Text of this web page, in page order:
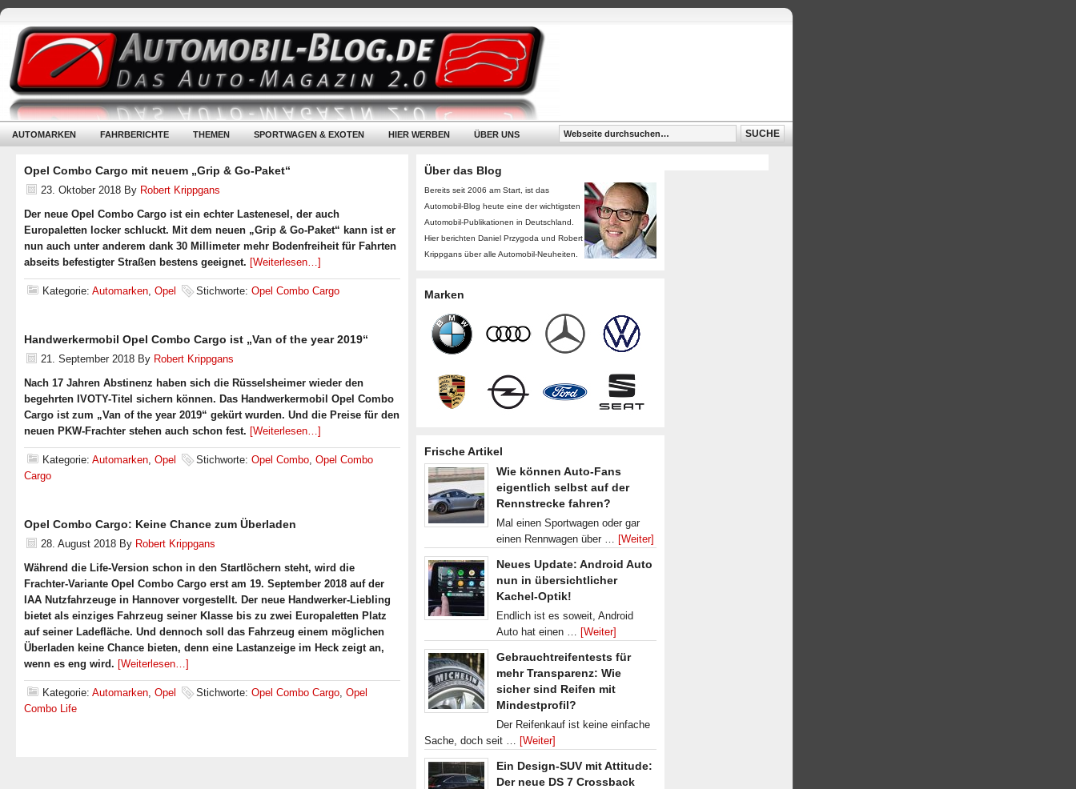
AUTOMARKEN FAHRBERICHTE THEMEN SPORTWAGEN & EXOTEN HIER WERBEN ÜBER UNS
Opel Combo Cargo mit neuem „Grip & Go-Paket“
23. Oktober 2018 By Robert Krippgans
Der neue Opel Combo Cargo ist ein echter Lastenesel, der auch
Europaletten locker schluckt. Mit dem neuen „Grip & Go-Paket“ kann ist er
nun auch unter anderem dank 30 Millimeter mehr Bodenfreiheit für Fahrten
abseits befestigter Straßen bestens geeignet. [Weiterlesen…]
Kategorie: Automarken, Opel Stichworte: Opel Combo Cargo
Handwerkermobil Opel Combo Cargo ist „Van of the year 2019“
21. September 2018 By Robert Krippgans
Nach 17 Jahren Abstinenz haben sich die Rüsselsheimer wieder den
begehrten IVOTY-Titel sichern können. Das Handwerkermobil Opel Combo
Cargo ist zum „Van of the year 2019“ gekürt wurden. Und die Preise für den
neuen PKW-Frachter stehen auch schon fest. [Weiterlesen…]
Kategorie: Automarken, Opel Stichworte: Opel Combo, Opel Combo
Cargo
Opel Combo Cargo: Keine Chance zum Überladen
28. August 2018 By Robert Krippgans
Während die Life-Version schon in den Startlöchern steht, wird die
Frachter-Variante Opel Combo Cargo erst am 19. September 2018 auf der
IAA Nutzfahrzeuge in Hannover vorgestellt. Der neue Handwerker-Liebling
bietet als einziges Fahrzeug seiner Klasse bis zu zwei Europaletten Platz
auf seiner Ladefläche. Und dennoch soll das Fahrzeug einem möglichen
Überladen keine Chance bieten, denn eine Lastanzeige im Heck zeigt an,
wenn es eng wird. [Weiterlesen…]
Kategorie: Automarken, Opel Stichworte: Opel Combo Cargo, Opel
Combo Life
Über das Blog
Bereits seit 2006 am Start, ist das
Automobil-Blog heute eine der wichtigsten
Automobil-Publikationen in Deutschland.
Hier berichten Daniel Przygoda und Robert
Krippgans über alle Automobil-Neuheiten.
Marken
Frische Artikel
Wie können Auto-Fans
eigentlich selbst auf der
Rennstrecke fahren?
Mal einen Sportwagen oder gar
einen Rennwagen über … [Weiter]
Neues Update: Android Auto
nun in übersichtlicher
Kachel-Optik!
Endlich ist es soweit, Android
Auto hat einen … [Weiter]
Gebrauchtreifentests für
mehr Transparenz: Wie
sicher sind Reifen mit
Mindestprofil?
Der Reifenkauf ist keine einfache
Sache, doch seit … [Weiter]
Ein Design-SUV mit Attitude:
Der neue DS 7 Crossback